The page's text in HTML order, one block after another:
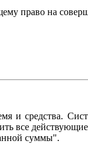
право на
и средства.
все
суммы".